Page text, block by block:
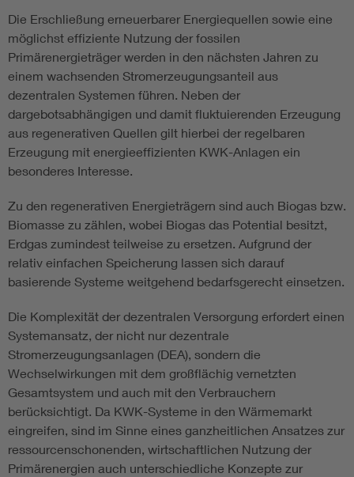
Die Erschließung erneuerbarer Energiequellen sowie eine
möglichst effiziente Nutzung der fossilen
Primärenergieträger werden in den nächsten Jahren zu
einem wachsenden Stromerzeugungsanteil aus
dezentralen Systemen führen. Neben der
dargebotsabhängigen und damit fluktuierenden Erzeugung
aus regenerativen Quellen gilt hierbei der regelbaren
Erzeugung mit energieeffizienten KWK-Anlagen ein
besonderes Interesse.
Zu den regenerativen Energieträgern sind auch Biogas bzw.
Biomasse zu zählen, wobei Biogas das Potential besitzt,
Erdgas zumindest teilweise zu ersetzen. Aufgrund der
relativ einfachen Speicherung lassen sich darauf
basierende Systeme weitgehend bedarfsgerecht einsetzen.
Die Komplexität der dezentralen Versorgung erfordert einen
Systemansatz, der nicht nur dezentrale
Stromerzeugungsanlagen (DEA), sondern die
Wechselwirkungen mit dem großflächig vernetzten
Gesamtsystem und auch mit den Verbrauchern
berücksichtigt. Da KWK-Systeme in den Wärmemarkt
eingreifen, sind im Sinne eines ganzheitlichen Ansatzes zur
ressourcenschonenden, wirtschaftlichen Nutzung der
Primärenergien auch unterschiedliche Konzepte zur